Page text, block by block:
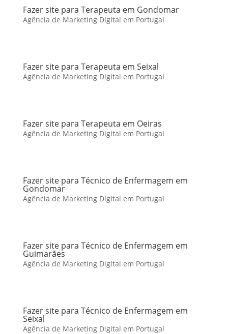
Fazer site para Terapeuta em Gondomar
Agência de Marketing Digital em Portugal
Fazer site para Terapeuta em Seixal
Agência de Marketing Digital em Portugal
Fazer site para Terapeuta em Oeiras
Agência de Marketing Digital em Portugal
Fazer site para Técnico de Enfermagem em
Gondomar
Agência de Marketing Digital em Portugal
Fazer site para Técnico de Enfermagem em
Guimarães
Agência de Marketing Digital em Portugal
Fazer site para Técnico de Enfermagem em
Seixal
Agência de Marketing Digital em Portugal